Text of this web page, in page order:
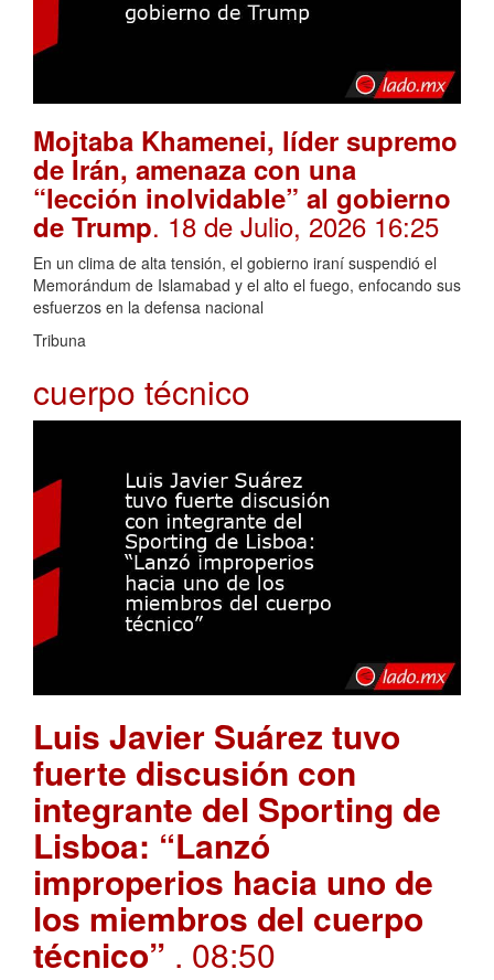
Mojtaba Khamenei, líder supremo
de Irán, amenaza con una
“lección inolvidable” al gobierno
de Trump. 18 de Julio, 2026 16:25
En un clima de alta tensión, el gobierno iraní suspendió el
Memorándum de Islamabad y el alto el fuego, enfocando sus
esfuerzos en la defensa nacional
Tribuna
cuerpo técnico
Luis Javier Suárez tuvo
fuerte discusión con
integrante del Sporting de
Lisboa: “Lanzó
improperios hacia uno de
los miembros del cuerpo
técnico” . 08:50